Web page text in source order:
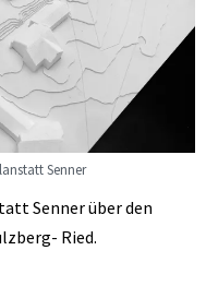
Senner
Senner über den
Ried.